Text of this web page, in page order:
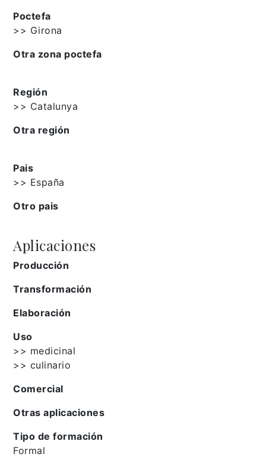
Poctefa
>> Girona
Otra zona poctefa
Región
>> Catalunya
Otra región
Pais
>> España
Otro pais
Aplicaciones
Producción
Transformación
Elaboración
Uso
>> medicinal
>> culinario
Comercial
Otras aplicaciones
Tipo de formación
Formal